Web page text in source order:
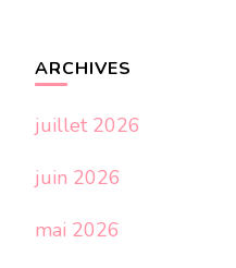
ARCHIVES
juillet 2026
juin 2026
mai 2026